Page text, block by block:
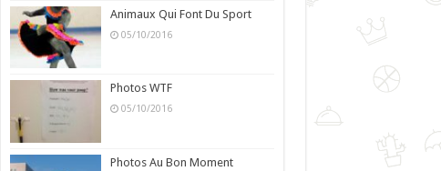
Animaux Qui Font Du Sport
05/10/2016
Photos WTF
05/10/2016
Photos Au Bon Moment